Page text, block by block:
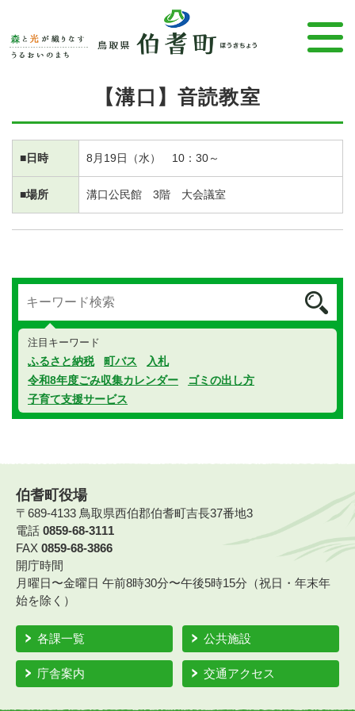
【溝口】音読教室
■日時 8月19日（水） 10：30～
■場所 溝口公民館 3階 大会議室
注目キーワード
ふるさと納税 町バス
入札
令和8年度ごみ収集カレンダー
ゴミの出し方
子育て支援サービス
伯耆町役場
〒689-4133 鳥取県西伯郡伯耆町吉長37番地3
電話 0859-68-3111
FAX 0859-68-3866
開庁時間
月曜日〜金曜日 午前8時30分〜午後5時15分（祝日・年末年
始を除く）
各課一覧 公共施設
庁舎案内 交通アクセス